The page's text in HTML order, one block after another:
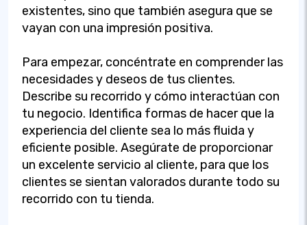
existentes, sino que también asegura que se
vayan con una impresión positiva.
Para empezar, concéntrate en comprender las
necesidades y deseos de tus clientes.
Describe su recorrido y cómo interactúan con
tu negocio. Identifica formas de hacer que la
experiencia del cliente sea lo más fluida y
eficiente posible. Asegúrate de proporcionar
un excelente servicio al cliente, para que los
clientes se sientan valorados durante todo su
recorrido con tu tienda.